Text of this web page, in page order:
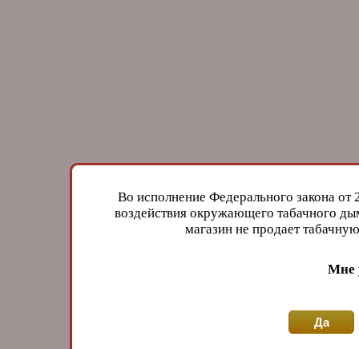
Во исполнение Федерального закона
воздействия окружающего табачного
магазин не продает
Мне
Да